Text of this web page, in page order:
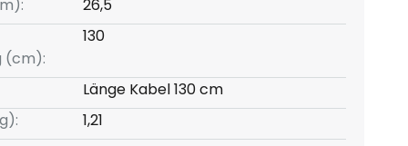
26,5
(cm):
130
Länge Kabel 130 cm
1,21